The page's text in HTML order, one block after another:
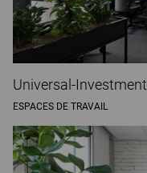
Universal-Investment
ESPACES DE TRAVAIL